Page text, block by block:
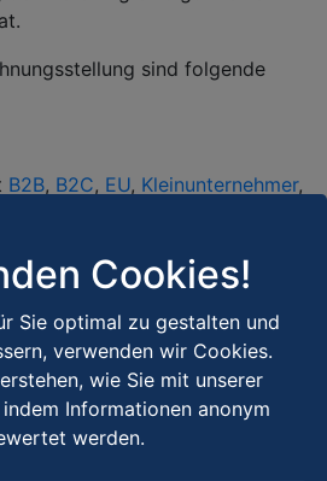
sind folgende
B2B, B2C, EU, Kleinunternehmer,
Cookies!
Sie optimal zu gestalten und
verwenden wir Cookies.
wie Sie mit unserer
Informationen anonym
werden.